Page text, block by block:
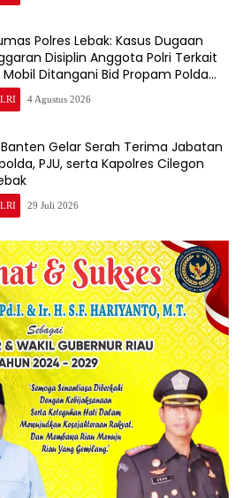
Polres Lebak: Kasus Dugaan
Disiplin Anggota Polri Terkait
Ditangani Bid Propam Polda
4 Agustus 2026
Gelar Serah Terima Jabatan
PJU, serta Kapolres Cilegon
29 Juli 2026